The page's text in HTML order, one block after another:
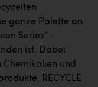
ganze Palette an
Series“ -
ist. Dabei
Chemikalien und
RECYCLE